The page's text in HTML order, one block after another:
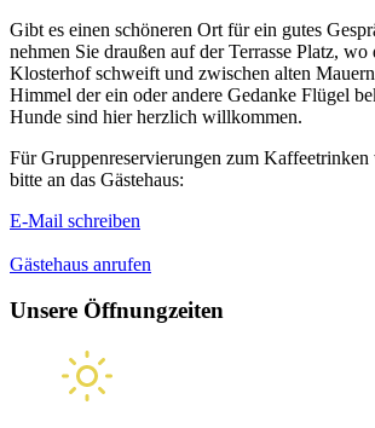
Gibt es einen schöneren Ort für ein gutes
nehmen Sie draußen auf der Terrasse Platz,
Klosterhof schweift und zwischen alten
Himmel der ein oder andere Gedanke Flügel
Hunde sind hier herzlich willkommen.
Für Gruppenreservierungen zum Kaffeetrinken
bitte an das Gästehaus:
E-Mail schreiben
Gästehaus anrufen
Unsere Öffnungzeiten